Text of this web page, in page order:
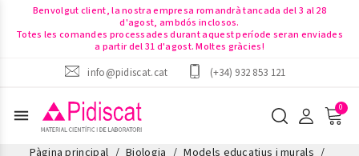
Benvolgut client, la nostra empresa romandrà tancada del 3 al 28
d'agost, ambdós inclosos.
Totes les comandes processades durant aquest període seran enviades
a partir del 31 d'agost. Moltes gràcies!
info@pidiscat.cat
(+34) 932 853 121
menu
Pàgina principal Biologia
Models educatius i murals